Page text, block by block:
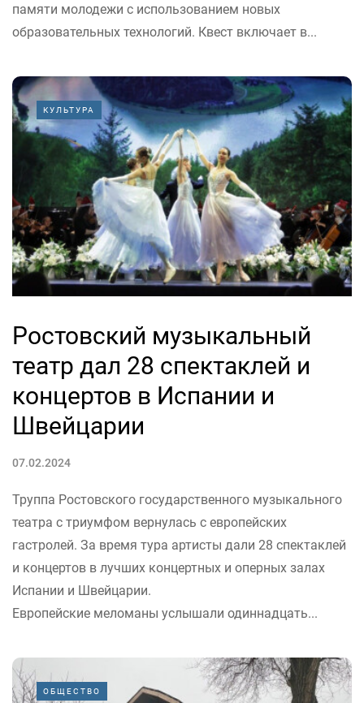
памяти молодежи с использованием новых
образовательных технологий. Квест включает в...
КУЛЬТУРА
Ростовский музыкальный
театр дал 28 спектаклей и
концертов в Испании и
Швейцарии
07.02.2024
Труппа Ростовского государственного музыкального
театра с триумфом вернулась с европейских
гастролей. За время тура артисты дали 28 спектаклей
и концертов в лучших концертных и оперных залах
Испании и Швейцарии.
Европейские меломаны услышали одиннадцать...
ОБЩЕСТВО